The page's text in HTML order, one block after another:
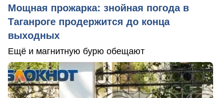
Мощная прожарка: знойная погода в
Таганроге продержится до конца
выходных
Ещё и магнитную бурю обещают